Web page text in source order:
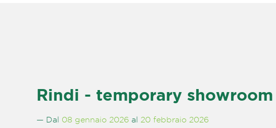
Rindi - temporary showroom
— Dal 08 gennaio 2026 al 20 febbraio 2026